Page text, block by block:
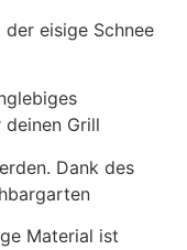
der eisige Schnee
Grill
Dank des
Material ist